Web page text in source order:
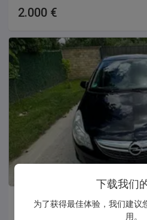
2.000 €
Opel Corsa D
下载我们
为了获得最佳体验，我们建议
用。